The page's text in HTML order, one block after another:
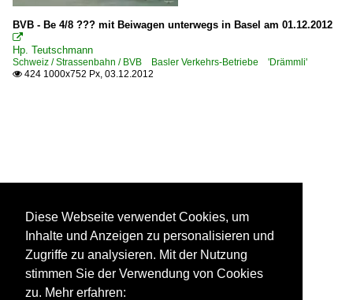
BVB - Be 4/8 ??? mit Beiwagen unterwegs in Basel am 01.12.2012

Hp. Teutschmann
Schweiz / Strassenbahn / BVB Basler Verkehrs-Betriebe 'Drämmli'
 424 1000x752 Px, 03.12.2012
Diese Webseite verwendet Cookies, um
Inhalte und Anzeigen zu personalisieren und
Zugriffe zu analysieren. Mit der Nutzung
stimmen Sie der Verwendung von Cookies
zu. Mehr erfahren: